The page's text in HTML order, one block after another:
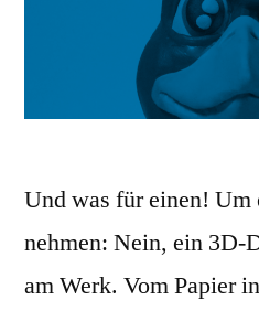
Und was für einen!
nehmen: Nein, ein 3D-
am Werk. Vom Papier